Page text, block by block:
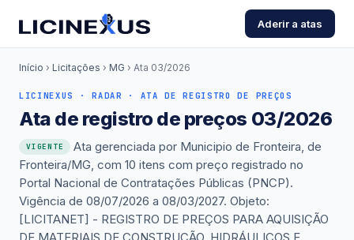
Aderir a atas
Início › Licitações › MG › Ata 03/2026
LICINEXUS · RADAR · ATA DE REGISTRO DE PREÇOS
Ata de registro de preços 03/2026
VIGENTE
Ata gerenciada por Municipio de Fronteira, de
Fronteira/MG, com 10 itens com preço registrado no
Portal Nacional de Contratações Públicas (PNCP).
Vigência de 08/07/2026 a 08/03/2027. Objeto:
[LICITANET] - REGISTRO DE PREÇOS PARA AQUISIÇÃO